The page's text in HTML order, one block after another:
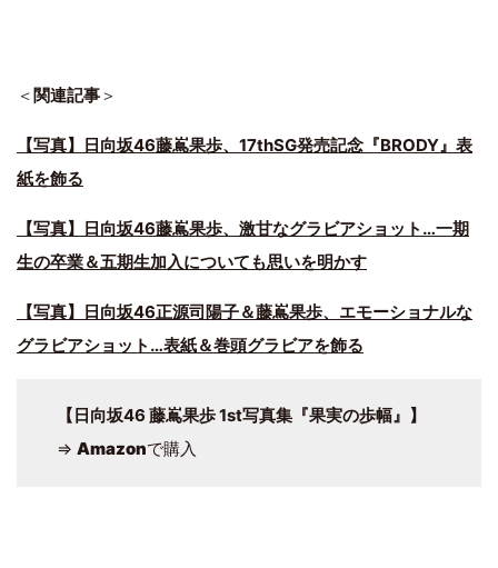
＜関連記事＞
【写真】日向坂46藤嶌果歩、17thSG発売記念『BRODY』表
紙を飾る
【写真】日向坂46藤嶌果歩、激甘なグラビアショット…一期
生の卒業＆五期生加入についても思いを明かす
【写真】日向坂46正源司陽子＆藤嶌果歩、エモーショナルな
グラビアショット…表紙＆巻頭グラビアを飾る
【日向坂46 藤嶌果歩 1st写真集『果実の歩幅』】
⇒ Amazonで購入